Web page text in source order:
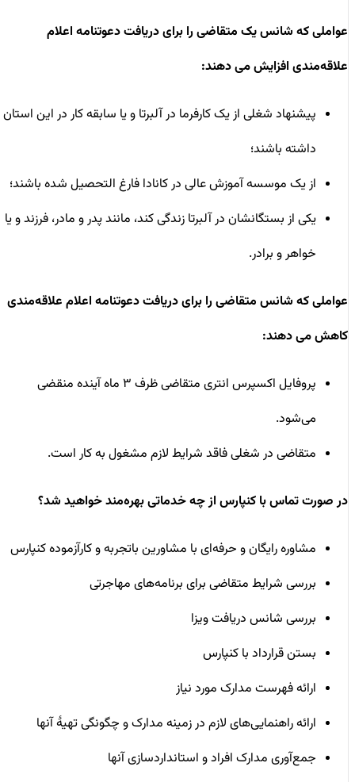
عواملی که شانس یک متقاضی را برای دریافت دعوتنامه اعلام
علاقه‌مندی افزایش می دهند:
پیشنهاد شغلی از یک کارفرما در آلبرتا و یا سابقه کار در این استان
داشته باشند؛
از یک موسسه آموزش عالی در کانادا فارغ التحصیل شده باشند؛
یکی از بستگانشان در آلبرتا زندگی کند، مانند پدر و مادر، فرزند و یا
خواهر و برادر.
عواملی که شانس متقاضی را برای دریافت دعوتنامه اعلام علاقه‌مندی
کاهش می دهند:
پروفایل اکسپرس انتری متقاضی ظرف ۳ ماه آینده منقضی
می‌شود.
متقاضی در شغلی فاقد شرایط لازم مشغول به کار است.
در صورت تماس با کنپارس از چه خدماتی بهره‌مند خواهید شد؟
مشاوره رایگان و حرفه‌ای با مشاورین باتجربه و کارآزموده کنپارس
بررسی شرایط متقاضی برای برنامه‌های مهاجرتی
بررسی شانس دریافت ویزا
بستن قرارداد با کنپارس
ارائه فهرست مدارک مورد نیاز
ارائه راهنمایی‌های لازم در زمینه مدارک و چگونگی تهیۀ آنها
جمع‌آوری مدارک افراد و استانداردسازی آنها